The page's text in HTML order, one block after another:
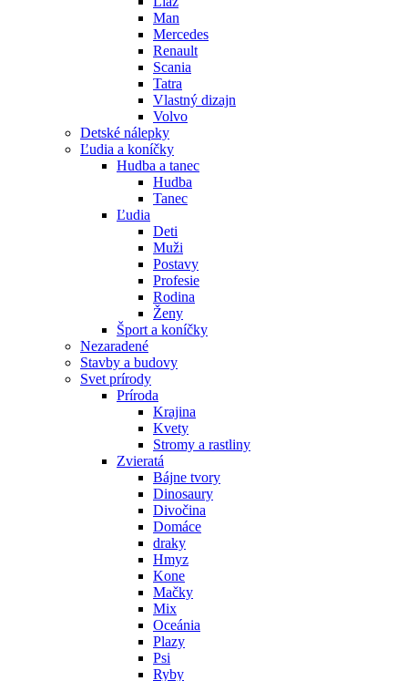
Man
Mercedes
Renault
Scania
Tatra
Vlastný dizajn
Volvo
Detské nálepky
Ľudia a koníčky
Hudba a tanec
Hudba
Tanec
Ľudia
Deti
Muži
Postavy
Profesie
Rodina
Ženy
Šport a koníčky
Nezaradené
Stavby a budovy
Svet prírody
Príroda
Krajina
Kvety
Stromy a rastliny
Zvieratá
Bájne tvory
Dinosaury
Divočina
Domáce
draky
Hmyz
Kone
Mačky
Mix
Oceánia
Plazy
Psi
Ryby